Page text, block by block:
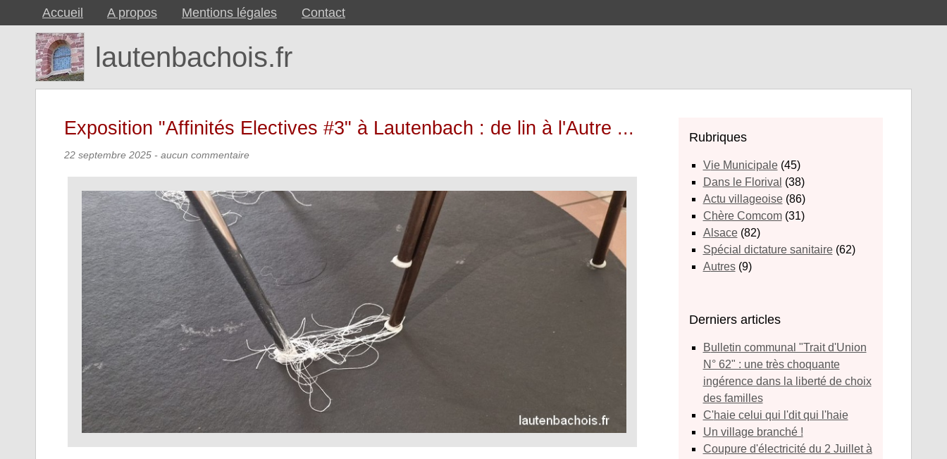
Accueil A propos Mentions légales Contact
lautenbachois.fr
Exposition "Affinités Electives #3" à Lautenbach : de lin à l'Autre ...
22 septembre 2025 - aucun commentaire
Rubriques
Vie Municipale(45)
Dans le Florival (38)
Actu villageoise(86)
Chère Comcom(31)
Alsace(82)
Spécial dictature sanitaire(62)
Autres(9)
Derniers articles
Bulletin communal "Trait d'Union
N° 62" : une très choquante
ingérence dans la liberté de choix
des familles
C'haie celui qui l'dit qui l'haie
Un village branché !
Coupure d'électricité du 2 Juillet à